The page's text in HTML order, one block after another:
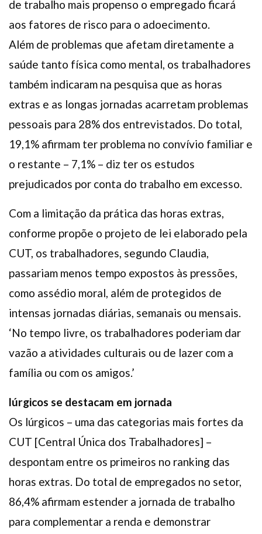
de trabalho mais propenso o empregado ficará
aos fatores de risco para o adoecimento.
Além de problemas que afetam diretamente a
saúde tanto física como mental, os trabalhadores
também indicaram na pesquisa que as horas
extras e as longas jornadas acarretam problemas
pessoais para 28% dos entrevistados. Do total,
19,1% afirmam ter problema no convívio familiar e
o restante – 7,1% – diz ter os estudos
prejudicados por conta do trabalho em excesso.
Com a limitação da prática das horas extras,
conforme propõe o projeto de lei elaborado pela
CUT, os trabalhadores, segundo Claudia,
passariam menos tempo expostos às pressões,
como assédio moral, além de protegidos de
intensas jornadas diárias, semanais ou mensais.
‘No tempo livre, os trabalhadores poderiam dar
vazão a atividades culturais ou de lazer com a
família ou com os amigos.’
lúrgicos se destacam em jornada
Os lúrgicos – uma das categorias mais fortes da
CUT [Central Única dos Trabalhadores] –
despontam entre os primeiros no ranking das
horas extras. Do total de empregados no setor,
86,4% afirmam estender a jornada de trabalho
para complementar a renda e demonstrar